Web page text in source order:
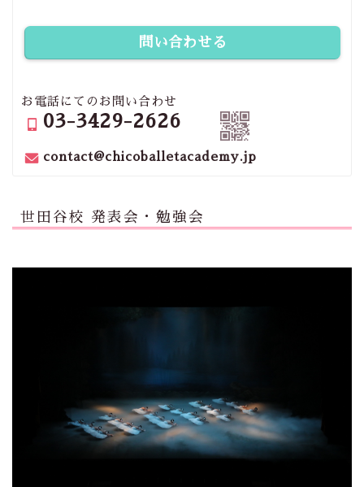
問い合わせる
お電話にてのお問い合わせ
03-3429-2626
contact@chicoballetacademy.jp
世田谷校 発表会・勉強会